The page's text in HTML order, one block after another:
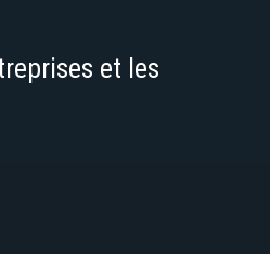
et les